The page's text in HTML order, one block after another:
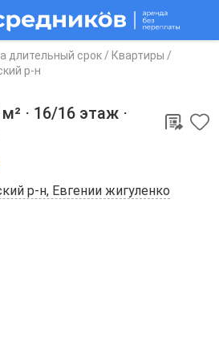
длительный срок / Квартиры /
р-н
⋅ 16/16 этаж ⋅
р-н, Евгении жигуленко